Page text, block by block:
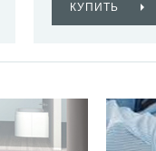
КУПИТЬ